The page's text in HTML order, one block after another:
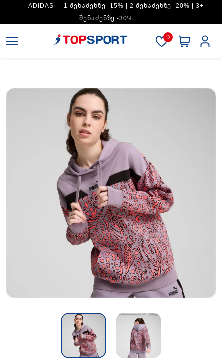
ADIDAS — 1 ᲨᲔᲜᲐᲫᲔᲜᲖᲔ -15% | 2 ᲨᲔᲜᲐᲫᲔᲜᲖᲔ -20% | 3+
ᲨᲔᲜᲐᲫᲔᲜᲖᲔ -30%
0